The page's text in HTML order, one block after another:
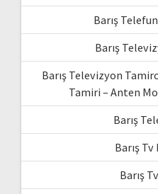
Barış
Barış
Barış Televizyon
Tamiri – Anten
Barış
Barış
Barış